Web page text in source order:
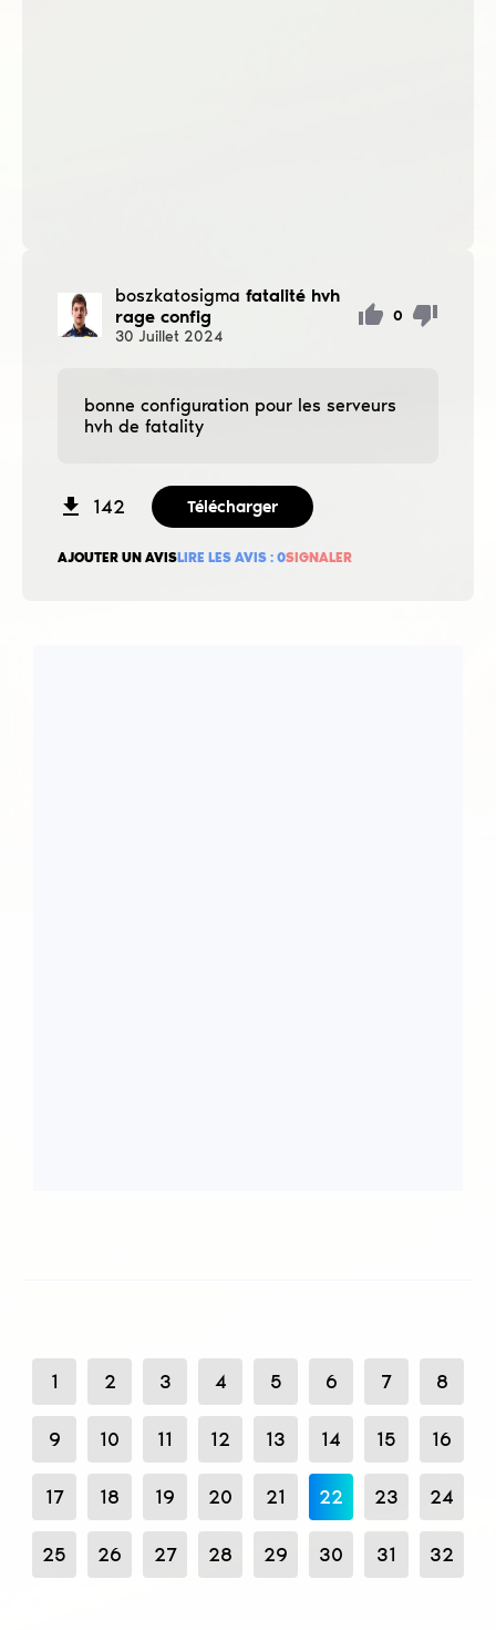
boszkatosigma fatalité hvh
rage config
30 Juillet 2024
0
bonne configuration pour les serveurs
hvh de fatality
142 Télécharger
AJOUTER UN AVISLIRE LES AVIS : 0SIGNALER
1 2 3 4 5 6 7 8
9 10 11 12 13 14 15 16
17 18 19 20 21 22 23 24
25 26 27 28 29 30 31 32